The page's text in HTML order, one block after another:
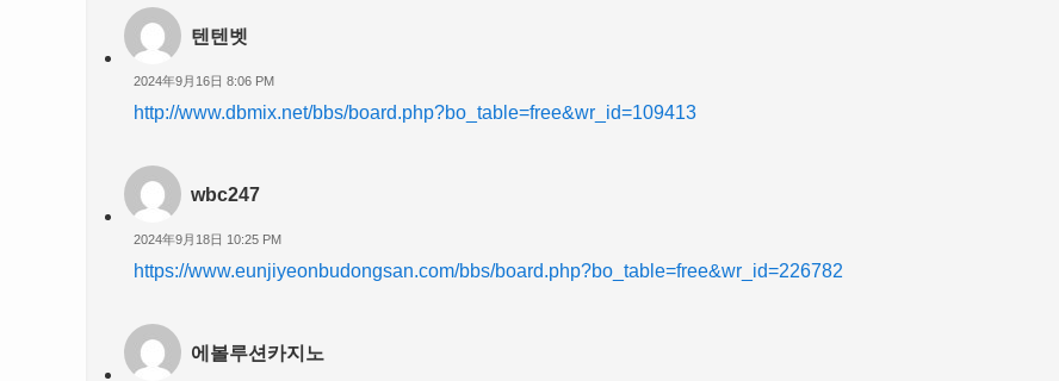
텐텐벳
2024年9月16日 8:06 PM
http://www.dbmix.net/bbs/board.php?bo_table=free&wr_id=109413
wbc247
2024年9月18日 10:25 PM
https://www.eunjiyeonbudongsan.com/bbs/board.php?bo_table=free&wr_id=226782
에볼루션카지노